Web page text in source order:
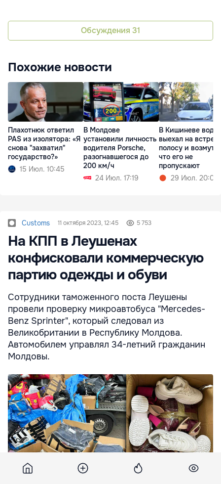
Обсуждения 31
Похожие новости
Плахотнюк ответил
PAS из изолятора: «Я
снова "захватил"
государство?»
15 Июл. 10:45
В Молдове
установили личность
водителя Porsche,
разогнавшегося до
200 км/ч
24 Июл. 17:19
В Кишиневе
выехал на
полосу и
что его не
пропускают
29 Июл. 20:05
Customs 11 октября 2023, 12:45 5 753
На КПП в Леушенах
конфисковали коммерческую
партию одежды и обуви
Сотрудники таможенного поста Леушены
провели проверку микроавтобуса "Mercedes-
Benz Sprinter", который следовал из
Великобритании в Республику Молдова.
Автомобилем управлял 34-летний гражданин
Молдовы.